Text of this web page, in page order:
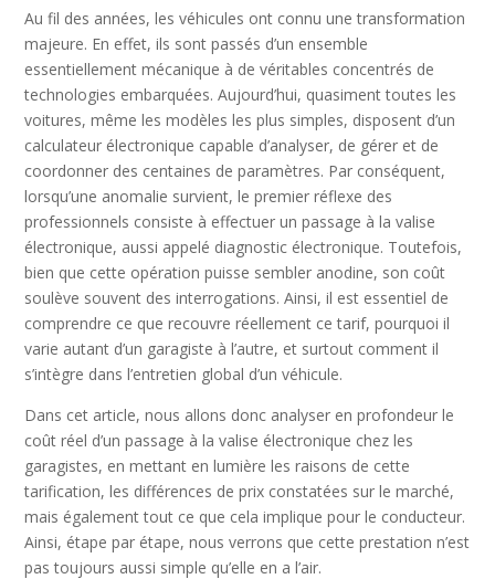
Au fil des années, les véhicules ont connu une transformation
majeure. En effet, ils sont passés d’un ensemble
essentiellement mécanique à de véritables concentrés de
technologies embarquées. Aujourd’hui, quasiment toutes les
voitures, même les modèles les plus simples, disposent d’un
calculateur électronique capable d’analyser, de gérer et de
coordonner des centaines de paramètres. Par conséquent,
lorsqu’une anomalie survient, le premier réflexe des
professionnels consiste à effectuer un passage à la valise
électronique, aussi appelé diagnostic électronique. Toutefois,
bien que cette opération puisse sembler anodine, son coût
soulève souvent des interrogations. Ainsi, il est essentiel de
comprendre ce que recouvre réellement ce tarif, pourquoi il
varie autant d’un garagiste à l’autre, et surtout comment il
s’intègre dans l’entretien global d’un véhicule.
Dans cet article, nous allons donc analyser en profondeur le
coût réel d’un passage à la valise électronique chez les
garagistes, en mettant en lumière les raisons de cette
tarification, les différences de prix constatées sur le marché,
mais également tout ce que cela implique pour le conducteur.
Ainsi, étape par étape, nous verrons que cette prestation n’est
pas toujours aussi simple qu’elle en a l’air.